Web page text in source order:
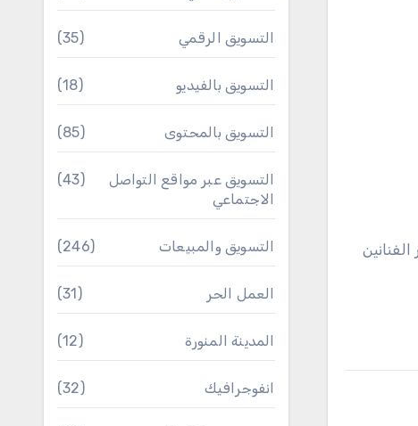
لن تصدق !! أجور الممثلين في مسلسلات رمضان 2023 ، أجور الفنانين
التسويق الرقمي (35)
التسويق بالفيديو (18)
التسويق بالمحتوى (85)
التسويق عبر مواقع التواصل
الاجتماعي
(43)
التسويق والمبيعات (246)
العمل الحر (31)
المدينة المنورة (12)
انفوجرافيك (32)